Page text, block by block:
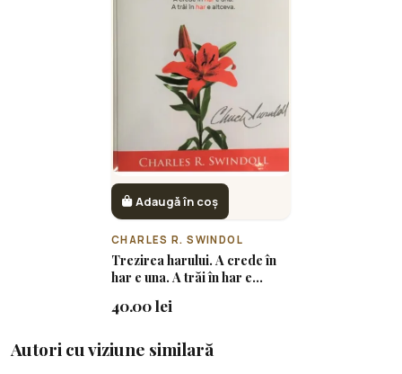
Adaugă în coș
CHARLES R. SWINDOL
Trezirea harului. A crede în
har e una. A trăi în har e
40.00 lei
Autori cu viziune similară